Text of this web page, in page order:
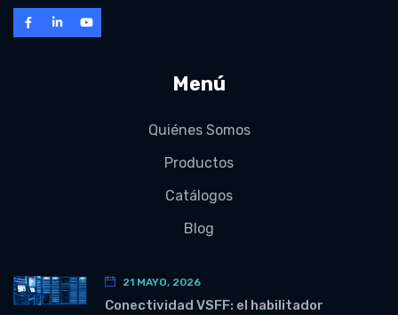
Menú
Quiénes Somos
Productos
Catálogos
Blog
21 MAYO, 2026
Conectividad VSFF: el habilitador